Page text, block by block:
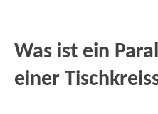
Was ist ein
einer